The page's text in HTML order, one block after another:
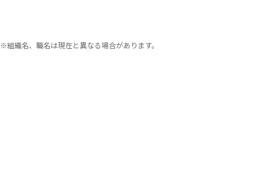
※組織名、職名は現在と異なる場合があります。